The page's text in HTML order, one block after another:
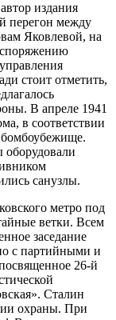
издания
перегон между
Яковлевой, на
стоит отметить,
В апреле 1941
в соответствии
санузлы.
метро под
ветки. Всем
заседание
с партийными и
26-й
Сталин
охраны. При